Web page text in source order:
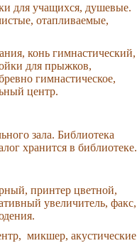
для учащихся, душевые.
отапливаемые,
конь гимнастический,
для прыжков,
гимнастическое,
центр.
зала. Библиотека
хранится в библиотеке.
принтер цветной,
увеличитель, факс,
микшер, акустические